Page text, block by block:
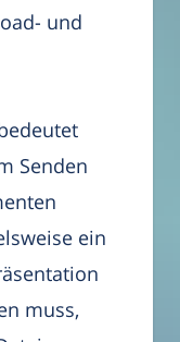
und
Senden
ein
muss,